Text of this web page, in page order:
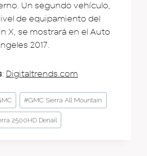
Un segundo vehículo,
de equipamiento del
X, se mostrará en el Auto
2017.
: Digitaltrends.com
#GMC Sierra All Mountain
2500HD Denail